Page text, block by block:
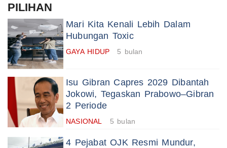
PILIHAN
Mari Kita Kenali Lebih Dalam
Hubungan Toxic
GAYA HIDUP 5 bulan
Isu Gibran Capres 2029 Dibantah
Jokowi, Tegaskan Prabowo–Gibran
2 Periode
NASIONAL 5 bulan
4 Pejabat OJK Resmi Mundur,